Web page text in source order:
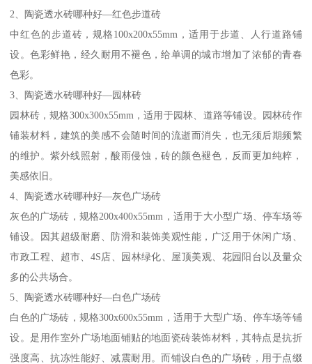
2、陶瓷透水砖哪种好—红色步道砖
中红色的步道砖，规格100x200x55mm，适用于步道、人行道路铺
设。色彩鲜艳，经久耐用不褪色，给单调的城市增加了浓郁的青春
色彩。
3、陶瓷透水砖哪种好—园林砖
园林砖，规格300x300x55mm，适用于园林、道路等铺设。园林砖作
铺装材料，建筑的美感不会随时间的流逝而消失，也无须后期频繁
的维护。紫外线照射，酸雨侵蚀，砖的颜色褪色，反而更加纯粹，
美感依旧。
4、陶瓷透水砖哪种好—灰色广场砖
灰色的广场砖，规格200x400x55mm，适用于大小型广场、停车场等
铺设。因其超级耐磨、防滑和装饰美观性能，广泛用于休闲广场、
市政工程、超市、4S店、园林绿化、屋顶美观、花园阳台以及量众
多的公共场合。
5、陶瓷透水砖哪种好—白色广场砖
白色的广场砖，规格300x600x55mm，适用于大型广场、停车场等铺
设。是用作室外广场地面铺贴的地面瓷砖装饰材料，其特点是抗折
强度高、抗冻性能好、减震耐用。而铺设白色的广场砖，用于点缀